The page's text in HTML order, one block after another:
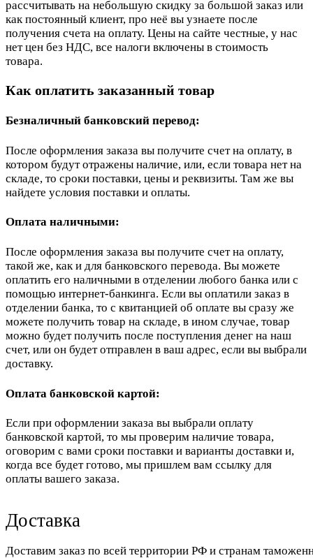
рассчитывать на небольшую скидку за большой заказ или
как постоянный клиент, про неё вы узнаете после
получения счета на оплату. Цены на сайте честные, у нас
нет цен без НДС, все налоги включены в стоимость
товара.
Как оплатить заказанный товар
Безналичный банковский перевод:
После оформления заказа вы получите счет на оплату, в
котором будут отражены наличие, или, если товара нет на
складе, то сроки поставки, цены и реквизиты. Там же вы
найдете условия поставки и оплаты.
Оплата наличными:
После оформления заказа вы получите счет на оплату,
такой же, как и для банковского перевода. Вы можете
оплатить его наличными в отделении любого банка или с
помощью интернет-банкинга. Если вы оплатили заказ в
отделении банка, то с квитанцией об оплате вы сразу же
можете получить товар на складе, в ином случае, товар
можно будет получить после поступления денег на наш
счет, или он будет отправлен в ваш адрес, если вы выбрали
доставку.
Оплата банковской картой:
Если при оформлении заказа вы выбрали оплату
банковской картой, то мы проверим наличие товара,
оговорим с вами сроки поставки и варианты доставки и,
когда все будет готово, мы пришлем вам ссылку для
оплаты вашего заказа.
Доставка
Доставим заказ по всей территории РФ и странам